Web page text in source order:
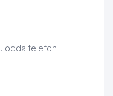
telefon